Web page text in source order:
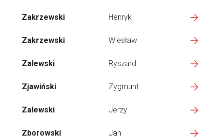
Zakrzewski Henryk
Zakrzewski Wiesław
Zalewski Ryszard
Zjawiński Zygmunt
Zalewski Jerzy
Zborowski Jan